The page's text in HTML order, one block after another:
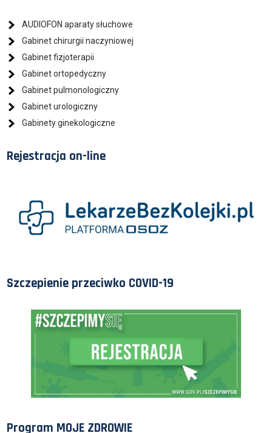
AUDIOFON aparaty słuchowe
Gabinet chirurgii naczyniowej
Gabinet fizjoterapii
Gabinet ortopedyczny
Gabinet pulmonologiczny
Gabinet urologiczny
Gabinety ginekologiczne
Rejestracja on-line
Szczepienie przeciwko COVID-19
Program MOJE ZDROWIE